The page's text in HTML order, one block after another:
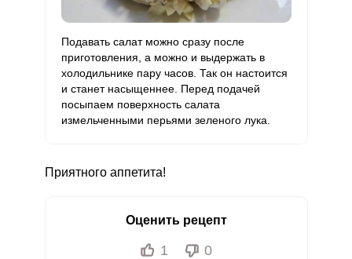
Подавать салат можно сразу после
приготовления, а можно и выдержать в
холодильнике пару часов. Так он настоится
и станет насыщеннее. Перед подачей
посыпаем поверхность салата
измельченными перьями зеленого лука.
Приятного аппетита!
Оценить рецепт
1 0